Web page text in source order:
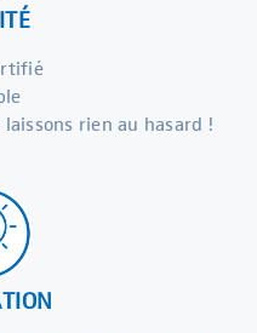
rien au hasard !